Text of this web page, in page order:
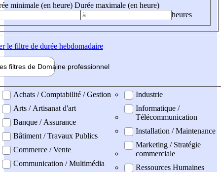
minimale (en heure) Durée maximale (en heure)
heures
le filtre de durée hebdomadaire
filtres de Domaine professionnel
professionel
Achats / Comptabilité / Gestion
Arts / Artisanat d'art
Banque / Assurance
Bâtiment / Travaux Publics
Commerce / Vente
Communication / Multimédia
Industrie
Informatique /
Télécommunication
Installation / Maintenance
Marketing / Stratégie
commerciale
Ressources Humaines